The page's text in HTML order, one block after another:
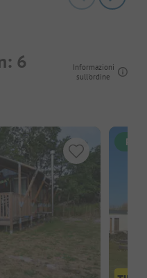
6
Informazioni
sull'ordine